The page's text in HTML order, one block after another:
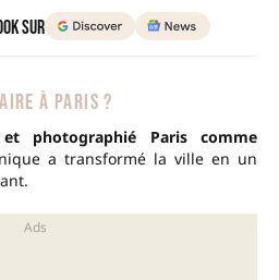
sur
À PARIS ?
photographié Paris comme
a transformé la ville en un